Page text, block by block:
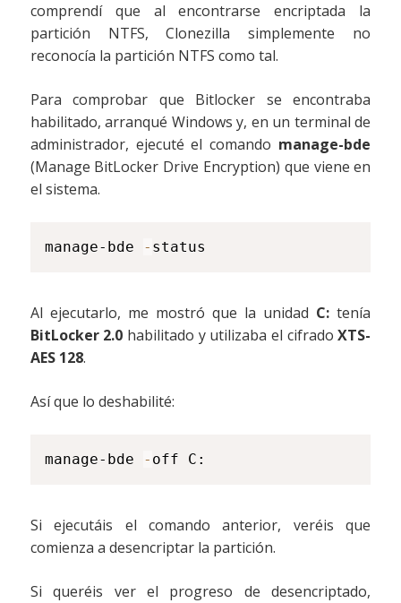
comprendí que al encontrarse encriptada la
partición NTFS, Clonezilla simplemente no
reconocía la partición NTFS como tal.
Para comprobar que Bitlocker se encontraba
habilitado, arranqué Windows y, en un terminal de
administrador, ejecuté el comando manage-bde
(Manage BitLocker Drive Encryption) que viene en
el sistema.
manage-bde - status
Al ejecutarlo, me mostró que la unidad C: tenía
BitLocker 2.0 habilitado y utilizaba el cifradoXTS-
AES 128.
Así que lo deshabilité:
manage-bde - off C:
Si ejecutáis el comando anterior, veréis que
comienza a desencriptar la partición.
Si queréis ver el progreso de desencriptado,